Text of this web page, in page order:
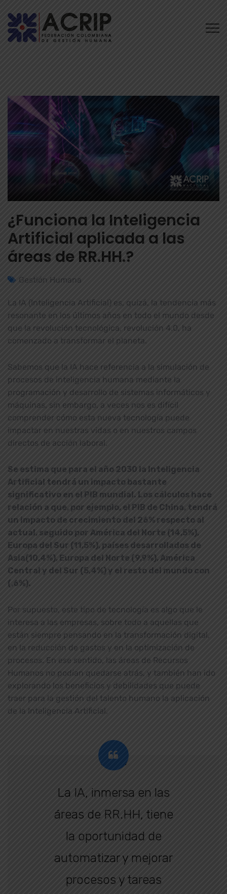
¿Funciona la Inteligencia
Artificial aplicada a las
áreas de RR.HH.?
Gestión Humana
La IA (Inteligencia Artificial) es, quizá, la tendencia más
resonante en los últimos años en todo el mundo desde
que la revolución tecnológica, revolución 4.0, ha
comenzado a transformar el planeta.
Sabemos que la IA hace referencia a la simulación de
procesos de inteligencia humana mediante la
programación y desarrollo de sistemas informáticos y
máquinas, sin embargo, a veces nos es difícil
comprender cómo esta nueva tecnología puede
impactar en nuestras vidas o en nuestros campos
directos de acción laboral.
Se estima que para el año 2030 la Inteligencia
Artificial tendrá un impacto bastante
significativo en el PIB mundial. Los cálculos hace
relación a que, por ejemplo, el PIB de China, tendrá
un impacto de crecimiento del 26% respecto al
actual, seguido por América del Norte (14,5%),
Europa del Sur (11,5%), países desarrollados de
Asia(10,4%), Europa del Norte (9,9%), América
Central y del Sur (5,4%) y el resto del mundo con
(,6%).
Por supuesto, este tipo de tecnología es algo que le
interesa a las empresas, sobre todo a aquellas que
están siempre pensando en la transformación digital,
en la reducción de gastos y en la optimización de
procesos. En ese sentido, las áreas de Recursos
Humanos no podían quedarse atrás, y también han ido
explorando los beneficios y debilidades que puede
traer para la gestión del talento humano la aplicación
de la Inteligencia Artificial.
*****
La IA, inmersa en las
áreas de RR.HH, tiene
la oportunidad de
automatizar y mejorar
procesos y tareas